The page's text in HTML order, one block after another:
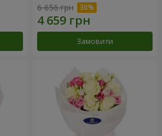
6 656 грн
Замовити